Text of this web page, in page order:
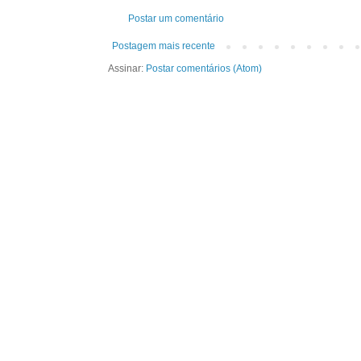
Postar um comentário
Postagem mais recente
Assinar: Postar comentários (Atom)